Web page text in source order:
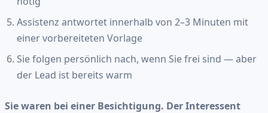
Assistenz antwortet innerhalb von 2–3 Minuten mit
einer vorbereiteten Vorlage
Sie folgen persönlich nach, wenn Sie frei sind — aber
der Lead ist bereits warm
Sie waren bei einer Besichtigung. Der Interessent